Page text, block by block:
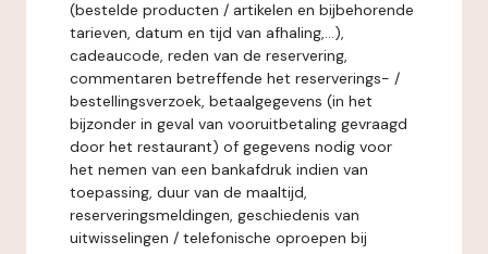
(bestelde producten / artikelen en bijbehorende
tarieven, datum en tijd van afhaling,...),
cadeaucode, reden van de reservering,
commentaren betreffende het reserverings- /
bestellingsverzoek, betaalgegevens (in het
bijzonder in geval van vooruitbetaling gevraagd
door het restaurant) of gegevens nodig voor
het nemen van een bankafdruk indien van
toepassing, duur van de maaltijd,
reserveringsmeldingen, geschiedenis van
uitwisselingen / telefonische oproepen bij